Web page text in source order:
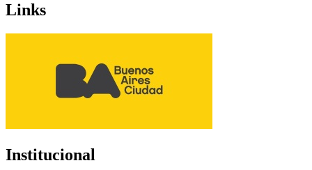
Links
Institucional